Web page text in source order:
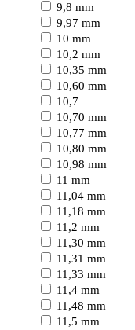
9,8 mm
9,97 mm
10 mm
10,2 mm
10,35 mm
10,60 mm
10,7
10,70 mm
10,77 mm
10,80 mm
10,98 mm
11 mm
11,04 mm
11,18 mm
11,2 mm
11,30 mm
11,31 mm
11,33 mm
11,4 mm
11,48 mm
11,5 mm